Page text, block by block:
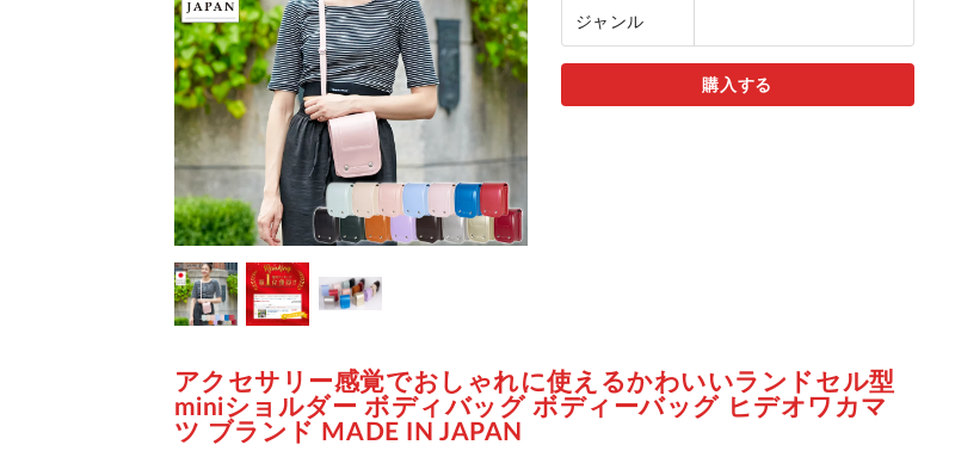
ジャンル
購入する
アクセサリー感覚でおしゃれに使えるかわいいランドセル型
miniショルダー ボディバッグ ボディーバッグ ヒデオワカマ
ツ ブランド MADE IN JAPAN